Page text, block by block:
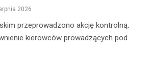
2026
przeprowadzono akcję kontrolną,
kierowców prowadzących pod